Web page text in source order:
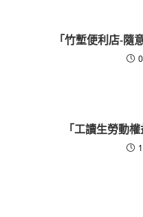
「竹塹便利店-隨
「工讀生勞動